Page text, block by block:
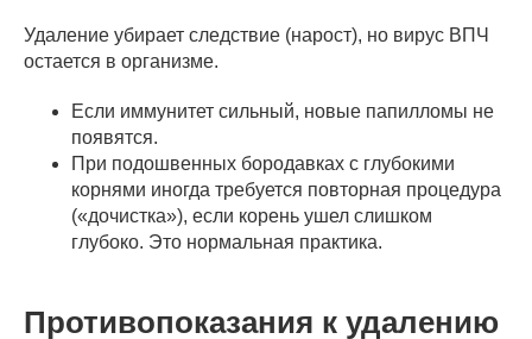
Удаление убирает следствие (нарост), но вирус ВПЧ
остается в организме.
Если иммунитет сильный, новые папилломы не
появятся.
При подошвенных бородавках с глубокими
корнями иногда требуется повторная процедура
(«дочистка»), если корень ушел слишком
глубоко. Это нормальная практика.
Противопоказания к удалению